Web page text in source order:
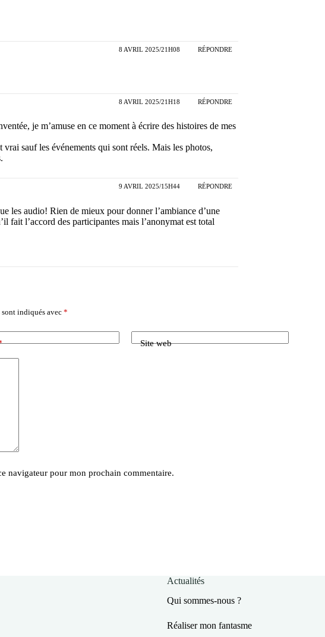
8 AVRIL 2025/21H08 RÉPONDRE
8 AVRIL 2025/21H18 RÉPONDRE
je m’amuse en ce moment à écrire des histoires de mes
vrai sauf les événements qui sont réels. Mais les photos,
9 AVRIL 2025/15H44 RÉPONDRE
les audio! Rien de mieux pour donner l’ambiance d’une
fait l’accord des participantes mais l’anonymat est total
indiqués avec*
Site web
navigateur pour mon prochain commentaire.
Actualités
Qui sommes-nous ?
Réaliser mon fantasme